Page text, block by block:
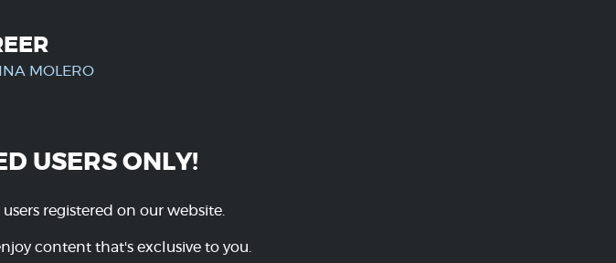
MOLERO
USERS ONLY!
registered on our website.
content that's exclusive to you.